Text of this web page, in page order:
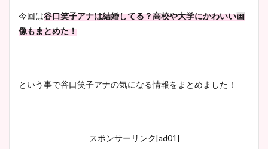
今回は谷口笑子アナは結婚してる？高校や大学にかわいい画
像もまとめた！
という事で谷口笑子アナの気になる情報をまとめました！
スポンサーリンク[ad01]